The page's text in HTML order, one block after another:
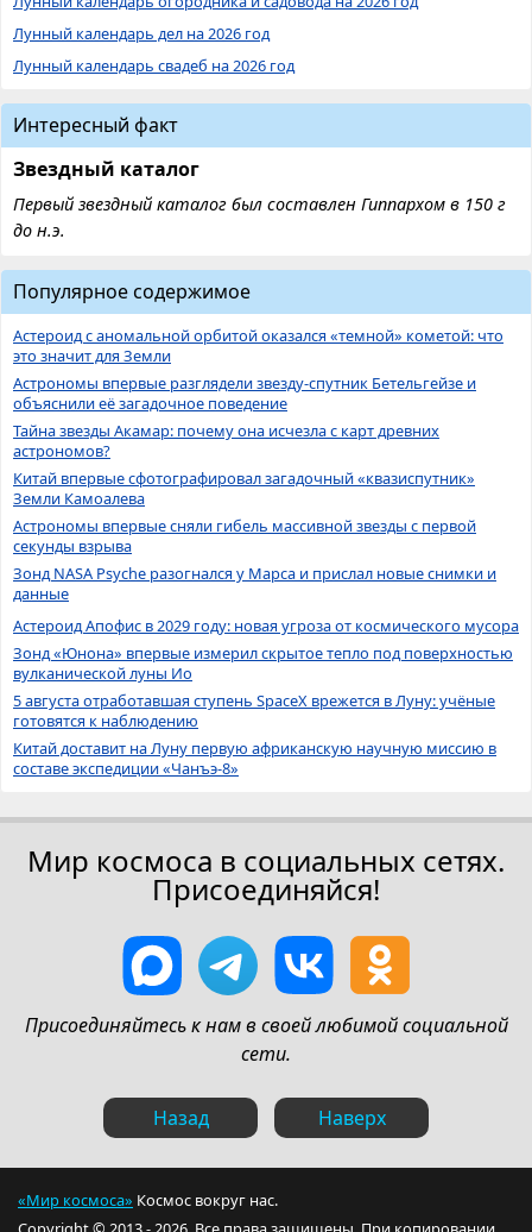
Лунный календарь дел на 2026 год
Лунный календарь свадеб на 2026 год
Интересный факт
Звездный каталог
Первый звездный каталог был составлен Гиппархом в 150 г
до н.э.
Популярное содержимое
Астероид с аномальной орбитой оказался «темной» кометой: что
это значит для Земли
Астрономы впервые разглядели звезду-спутник Бетельгейзе и
объяснили её загадочное поведение
Тайна звезды Акамар: почему она исчезла с карт древних
астрономов?
Китай впервые сфотографировал загадочный «квазиспутник»
Земли Камоалева
Астрономы впервые сняли гибель массивной звезды с первой
секунды взрыва
Зонд NASA Psyche разогнался у Марса и прислал новые снимки и
данные
Астероид Апофис в 2029 году: новая угроза от космического мусора
Зонд «Юнона» впервые измерил скрытое тепло под поверхностью
вулканической луны Ио
5 августа отработавшая ступень SpaceX врежется в Луну: учёные
готовятся к наблюдению
Китай доставит на Луну первую африканскую научную миссию в
составе экспедиции «Чанъэ-8»
Мир космоса в социальных сетях.
Присоединяйся!
Присоединяйтесь к нам в своей любимой социальной
сети.
Назад Наверх
«Мир космоса» Космос вокруг нас.